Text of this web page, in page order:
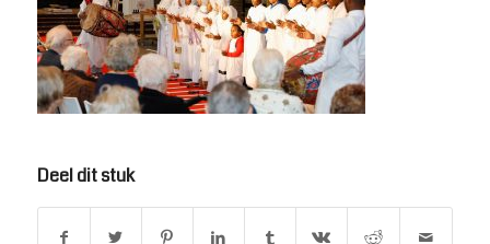
Deel dit stuk